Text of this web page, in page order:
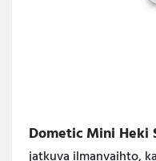
Dometic Mini Heki